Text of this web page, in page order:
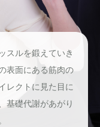
スルを鍛えていき
表面にある筋肉の
レクトに見た目に
基礎代謝があがり